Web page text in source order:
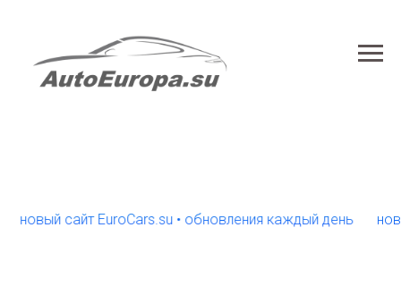
сайт EuroCars.su • обновления каждый день новый